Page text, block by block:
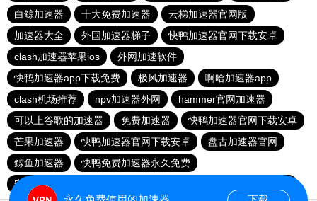
白鲸加速器
十大免费加速器
云梯加速器官网版
加速器大全
外国加速器梯子
快鸭加速器官网下载安卓
clash加速器苹果ios
外网加速软件
快鸭加速器app下载免费
极风加速器
啊哈加速器app
clash机场推荐
npv加速器外网
hammer官网加速器
可以上谷歌的加速器
免费加速器
快鸭加速器官网下载安卓
芒果加速器
快鸭加速器官网下载安卓
盘古加速器官网
鲸鱼加速器
快鸭免费加速器永久免费
安易加速器下载官网最新版2024